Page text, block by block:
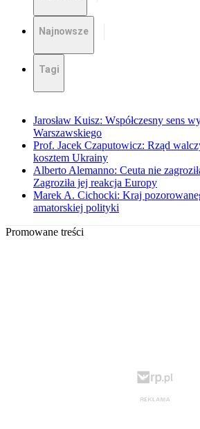
Najnowsze
Tagi
Jarosław Kuisz: Współczesny sens
Warszawskiego
Prof. Jacek Czaputowicz: Rząd
kosztem Ukrainy
Alberto Alemanno: Ceuta nie
Zagroziła jej reakcja Europy
Marek A. Cichocki: Kraj
amatorskiej polityki
Promowane treści